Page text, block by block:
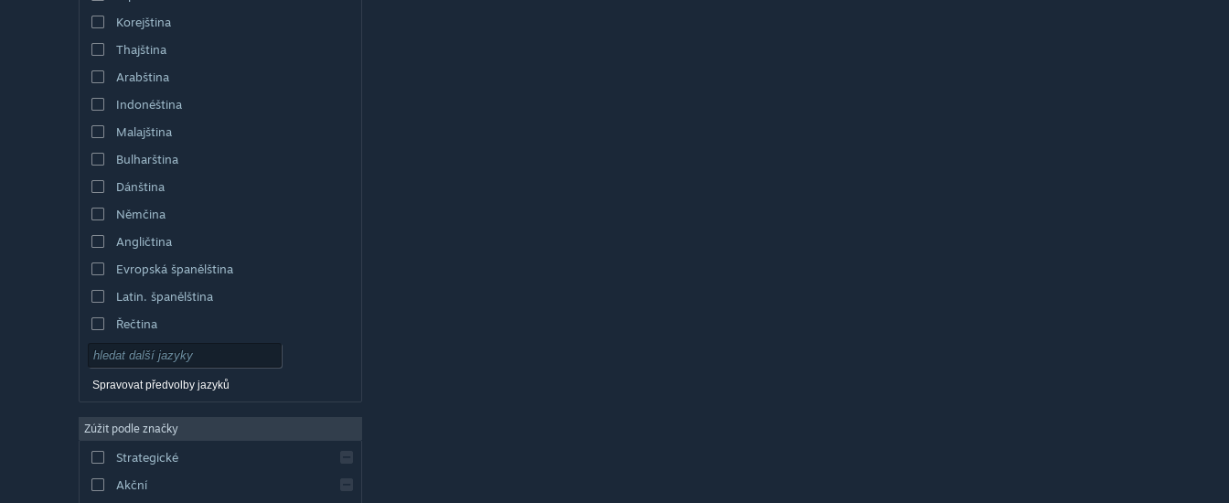
Korejština
Thajština
Arabština
Indonéština
Malajština
Bulharština
Dánština
Němčina
Angličtina
Evropská španělština
Latin. španělština
Řečtina
Spravovat předvolby jazyků
Zúžit podle značky
Strategické
Akční